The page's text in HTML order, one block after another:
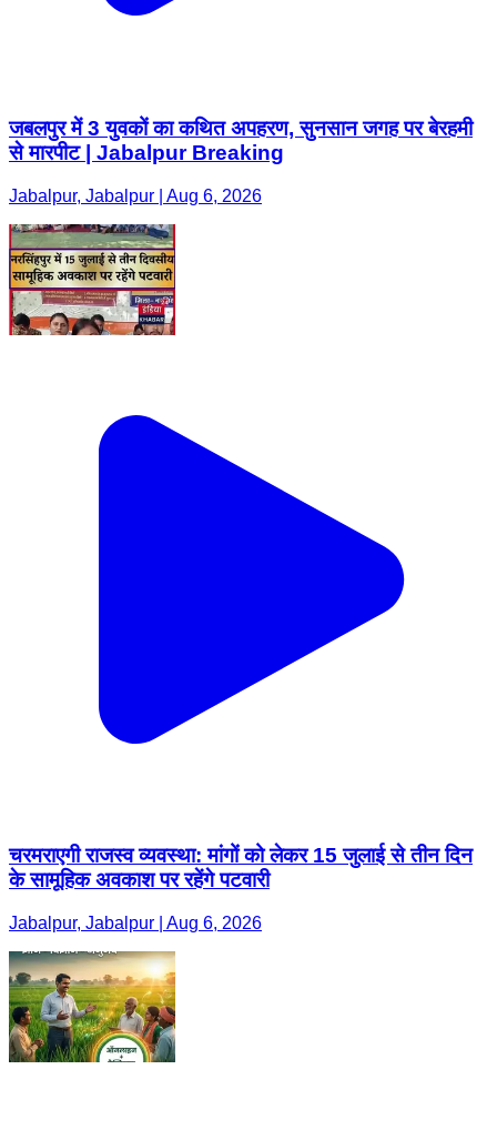
जबलपुर में 3 युवकों का कथित अपहरण, सुनसान जगह पर बेरहमी
से मारपीट | Jabalpur Breaking
Jabalpur, Jabalpur | Aug 6, 2026
चरमराएगी राजस्व व्यवस्था: मांगों को लेकर 15 जुलाई से तीन दिन
के सामूहिक अवकाश पर रहेंगे पटवारी
Jabalpur, Jabalpur | Aug 6, 2026